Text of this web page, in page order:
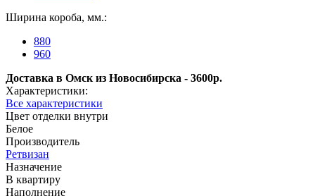
Ширина короба, мм.:
880
960
Доставка в Омск из Новосибирска - 3600р.
Характеристики:
Все характеристики
Цвет отделки внутри
Белое
Производитель
Ретвизан
Назначение
В квартиру
Наполнение